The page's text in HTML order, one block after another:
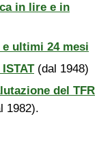
in lire e in
ultimi 24 mesi
(dal 1948)
del TFR
1982).